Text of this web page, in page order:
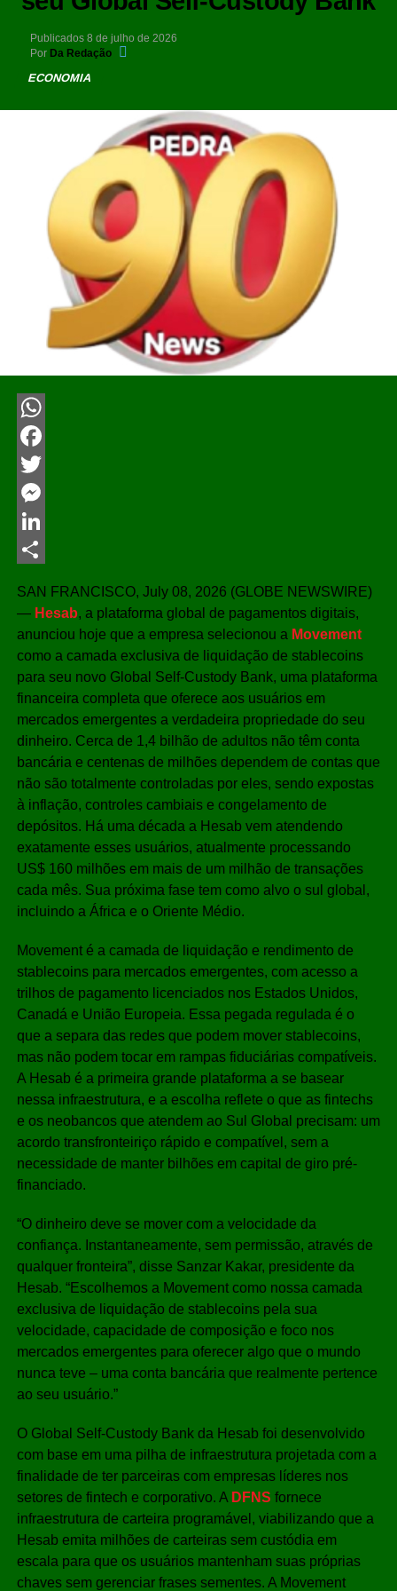
Publicados 8 de julho de 2026
Por Da Redação
ECONOMIA
WhatsApp
Facebook
Twitter
Messenger
LinkedIn
SAN FRANCISCO, July 08, 2026 (GLOBE NEWSWIRE)
— Hesab, a plataforma global de pagamentos digitais,
anunciou hoje que a empresa selecionou a Movement
como a camada exclusiva de liquidação de stablecoins
para seu novo Global Self-Custody Bank, uma plataforma
financeira completa que oferece aos usuários em
mercados emergentes a verdadeira propriedade do seu
dinheiro. Cerca de 1,4 bilhão de adultos não têm conta
bancária e centenas de milhões dependem de contas que
não são totalmente controladas por eles, sendo expostas
à inflação, controles cambiais e congelamento de
depósitos. Há uma década a Hesab vem atendendo
exatamente esses usuários, atualmente processando
US$ 160 milhões em mais de um milhão de transações
cada mês. Sua próxima fase tem como alvo o sul global,
incluindo a África e o Oriente Médio.
Movement é a camada de liquidação e rendimento de
stablecoins para mercados emergentes, com acesso a
trilhos de pagamento licenciados nos Estados Unidos,
Canadá e União Europeia. Essa pegada regulada é o
que a separa das redes que podem mover stablecoins,
mas não podem tocar em rampas fiduciárias compatíveis.
A Hesab é a primeira grande plataforma a se basear
nessa infraestrutura, e a escolha reflete o que as fintechs
e os neobancos que atendem ao Sul Global precisam: um
acordo transfronteiriço rápido e compatível, sem a
necessidade de manter bilhões em capital de giro pré-
financiado.
“O dinheiro deve se mover com a velocidade da
confiança. Instantaneamente, sem permissão, através de
qualquer fronteira”, disse Sanzar Kakar, presidente da
Hesab. “Escolhemos a Movement como nossa camada
exclusiva de liquidação de stablecoins pela sua
velocidade, capacidade de composição e foco nos
mercados emergentes para oferecer algo que o mundo
nunca teve – uma conta bancária que realmente pertence
ao seu usuário.”
O Global Self-Custody Bank da Hesab foi desenvolvido
com base em uma pilha de infraestrutura projetada com a
finalidade de ter parceiras com empresas líderes nos
setores de fintech e corporativo. A DFNS fornece
infraestrutura de carteira programável, viabilizando que a
Hesab emita milhões de carteiras sem custódia em
escala para que os usuários mantenham suas próprias
chaves sem gerenciar frases sementes. A Movement